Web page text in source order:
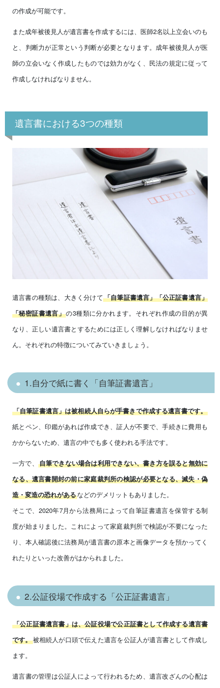
の作成が可能です。
また成年被後見人が遺言書を作成するには、医師2名以上立会いのも
と、判断力が正常という判断が必要となります。成年被後見人が医
師の立会いなく作成したものでは効力がなく、民法の規定に従って
作成しなければなりません。
遺言書における3つの種類
遺言書の種類は、大きく分けて「自筆証書遺言」「公正証書遺言」
「秘密証書遺言」の3種類に分かれます。それぞれ作成の目的が異
なり、正しい遺言書とするためには正しく理解しなければなりませ
ん。それぞれの特徴についてみていきましょう。
1.自分で紙に書く「自筆証書遺言」
「自筆証書遺言」は被相続人自らが手書きで作成する遺言書です。
紙とペン、印鑑があれば作成でき、証人が不要で、手続きに費用も
かからないため、遺言の中でも多く使われる手法です。
一方で、
自筆できない場合は利用できない、書き方を誤ると無効に
なる、遺言書開封の前に家庭裁判所の検認が必要となる、滅失・偽
造・変造の恐れがあるなどのデメリットもありました。
そこで、2020年7月から法務局によって自筆証書遺言を保管する制
度が始まりました。これによって家庭裁判所で検認が不要になった
り、本人確認後に法務局が遺言書の原本と画像データを預かってく
れたりといった改善がはかられました。
2.公証役場で作成する「公正証書遺言」
「公正証書遺言書」は、公証役場で公正証書として作成する遺言書
です。被相続人が口頭で伝えた遺言を公証人が遺言書として作成し
ます。
遺言書の管理は公証人によって行われるため、遺言改ざんの心配は